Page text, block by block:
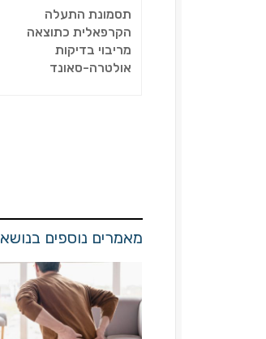
תסמונת התעלה
הקרפאלית כתוצאה
מריבוי בדיקות
אולטרה-סאונד
מאמרים נוספים בנושא